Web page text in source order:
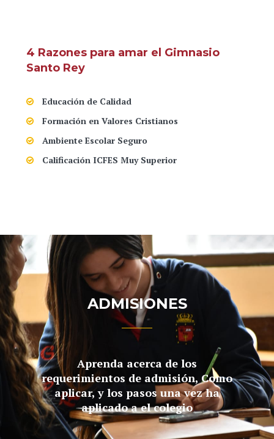
4 Razones para amar el Gimnasio
Santo Rey
Educación de Calidad
Formación en Valores Cristianos
Ambiente Escolar Seguro
Calificación ICFES Muy Superior
ADMISIONES
Aprenda acerca de los
requerimientos de admisión, Como
aplicar, y los pasos una vez ha
aplicado a el colegio